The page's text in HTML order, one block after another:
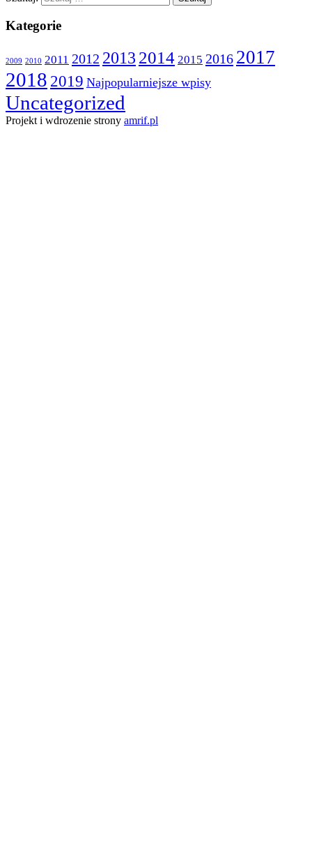
Kategorie
2009 2010 2011 2012 2013 2014 2015 2016 2017
2018 2019 Najpopularniejsze wpisy
Uncategorized
Projekt i wdrozenie strony amrif.pl